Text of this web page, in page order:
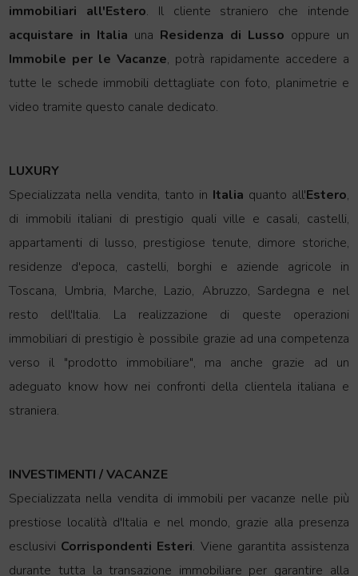
immobiliari all'Estero. Il cliente straniero che intende
acquistare in Italia una Residenza di Lusso oppure un
Immobile per le Vacanze, potrà rapidamente accedere a
tutte le schede immobili dettagliate con foto, planimetrie e
video tramite questo canale dedicato.
LUXURY
Specializzata nella vendita, tanto in Italia quanto all'Estero,
di immobili italiani di prestigio quali ville e casali, castelli,
appartamenti di lusso, prestigiose tenute, dimore storiche,
residenze d'epoca, castelli, borghi e aziende agricole in
Toscana, Umbria, Marche, Lazio, Abruzzo, Sardegna e nel
resto dell'Italia. La realizzazione di queste operazioni
immobiliari di prestigio è possibile grazie ad una competenza
verso il "prodotto immobiliare", ma anche grazie ad un
adeguato know how nei confronti della clientela italiana e
straniera.
INVESTIMENTI / VACANZE
Specializzata nella vendita di immobili per vacanze nelle più
prestiose località d'Italia e nel mondo, grazie alla presenza
esclusivi Corrispondenti Esteri. Viene garantita assistenza
durante tutta la transazione immobiliare per garantire alla